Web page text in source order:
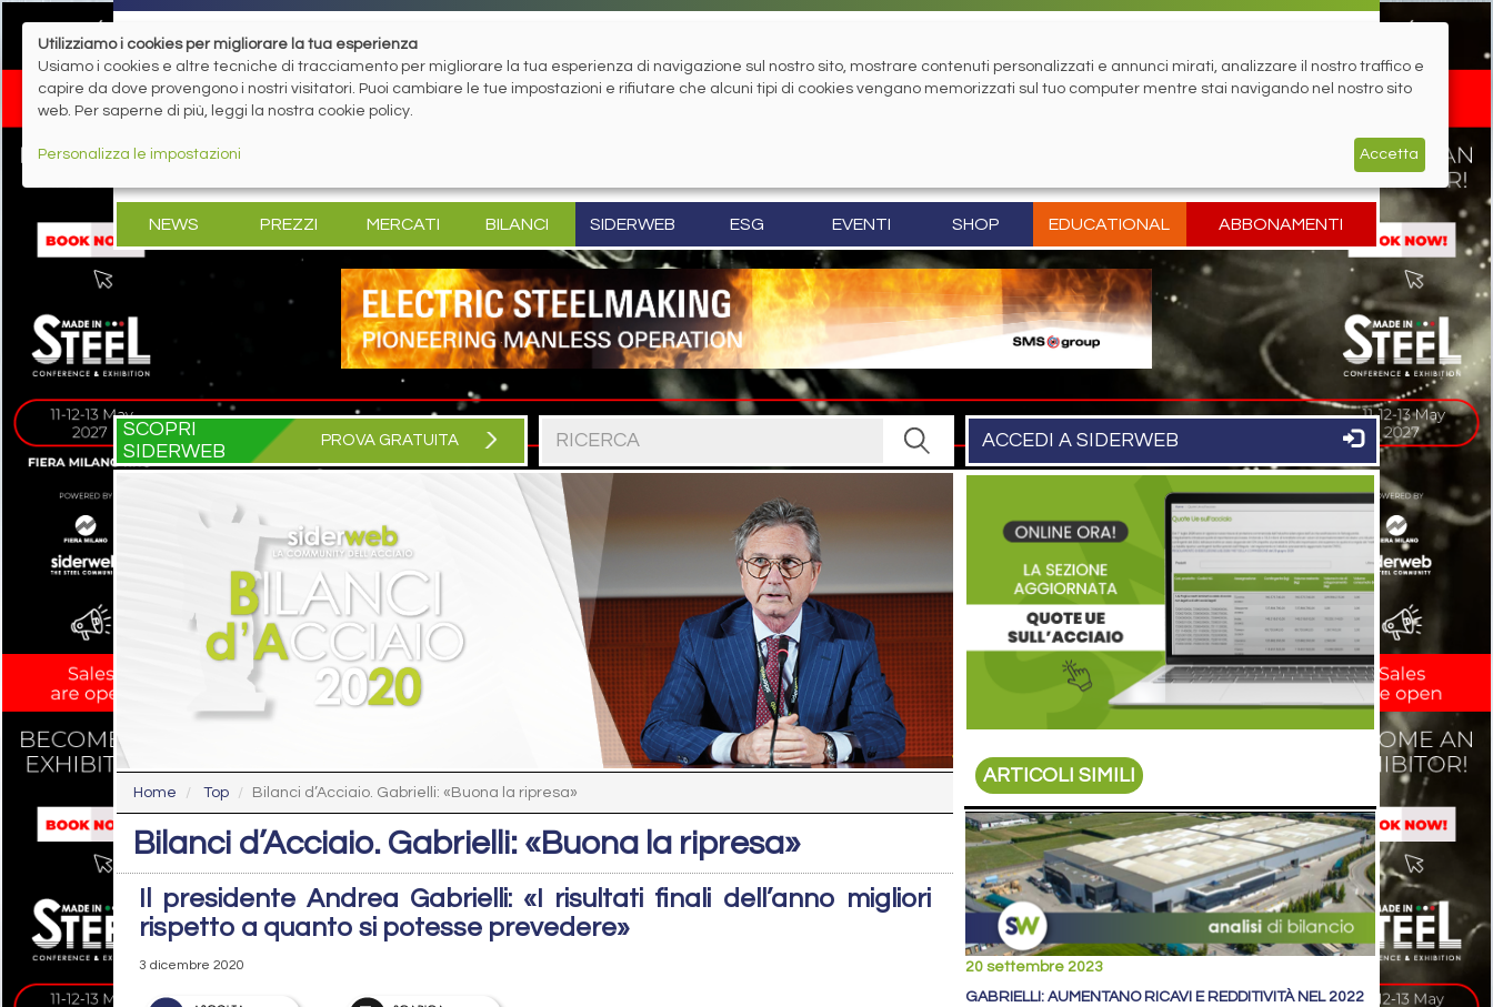
NEWS PREZZI MERCATI BILANCI SIDERWEB ESG EVENTI SHOP EDUCATIONAL ABBONAMENTI
SCOPRI
SIDERWEB
PROVA GRATUITA ACCEDI A SIDERWEB
Home Top Bilanci d’Acciaio. Gabrielli: «Buona la ripresa»
Bilanci d’Acciaio. Gabrielli: «Buona la ripresa»
Il presidente Andrea Gabrielli: «I risultati finali dell’anno migliori
rispetto a quanto si potesse prevedere»
3 dicembre 2020
ARTICOLI SIMILI
20 settembre 2023
GABRIELLI: AUMENTANO RICAVI E REDDITIVITÀ NEL 2022
Utilizziamo i cookies per migliorare la tua esperienza
Usiamo i cookies e altre tecniche di tracciamento per migliorare la tua esperienza di navigazione sul nostro sito, mostrare contenuti personalizzati e annunci mirati, analizzare il nostro traffico e
capire da dove provengono i nostri visitatori. Puoi cambiare le tue impostazioni e rifiutare che alcuni tipi di cookies vengano memorizzati sul tuo computer mentre stai navigando nel nostro sito
web. Per saperne di più, leggi la nostra cookie policy.
Personalizza le impostazioni Accetta